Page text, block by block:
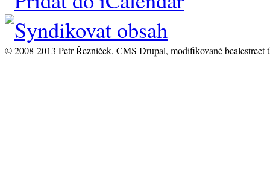
© 2008-2013 Petr Řezníček, CMS Drupal, modifikované bealestreet